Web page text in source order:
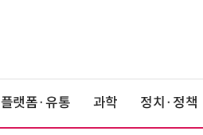
플랫폼·유통 과학 정치·정책